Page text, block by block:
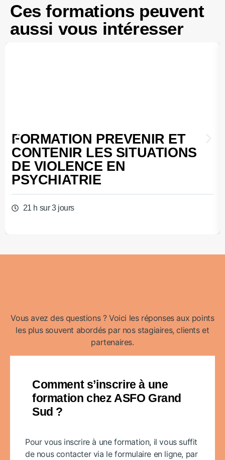
Ces formations peuvent
aussi vous intéresser
FORMATION PREVENIR ET
CONTENIR LES SITUATIONS
DE VIOLENCE EN
PSYCHIATRIE
21 h sur 3 jours
Vous avez des questions ? Voici les réponses aux points
les plus souvent abordés par nos stagiaires, clients et
partenaires.
Comment s’inscrire à une
formation chez ASFO Grand
Sud ?
Pour vous inscrire à une formation, il vous suffit
de nous contacter via le formulaire en ligne, par